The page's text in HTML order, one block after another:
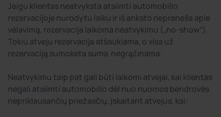
Jeigu klientas neatvyksta atsiimti automobilio
rezervacijoje nurodytu laiku ir iš anksto nepraneša apie
vėlavimą, rezervacija laikoma neatvykimu („no-show“).
Tokiu atveju rezervacija atšaukiama, o visa už
rezervaciją sumokėta suma negrąžinama.
Neatvykimu taip pat gali būti laikomi atvejai, kai klientas
negali atsiimti automobilio dėl nuo nuomos bendrovės
nepriklausančių priežasčių, įskaitant atvejus, kai: